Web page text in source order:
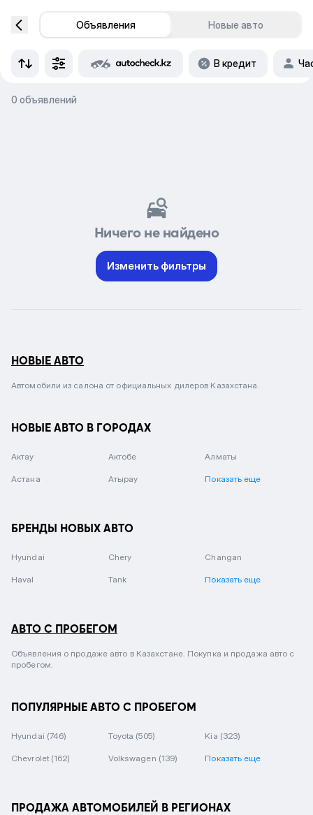
Объявления Новые авто
В кредит
0 объявлений
Ничего не найдено
Изменить фильтры
НОВЫЕ АВТО
Автомобили из салона от официальных дилеров Казахстана.
НОВЫЕ АВТО В ГОРОДАХ
Актау Актобе Алматы
Астана Атырау Показать еще
БРЕНДЫ НОВЫХ АВТО
Hyundai Chery Changan
Haval Tank Показать еще
АВТО С ПРОБЕГОМ
Объявления о продаже авто в Казахстане. Покупка и продажа авто с
пробегом.
ПОПУЛЯРНЫЕ АВТО С ПРОБЕГОМ
Hyundai (746) Toyota (505) Kia (323)
Chevrolet (162) Volkswagen (139) Показать еще
ПРОДАЖА АВТОМОБИЛЕЙ В РЕГИОНАХ